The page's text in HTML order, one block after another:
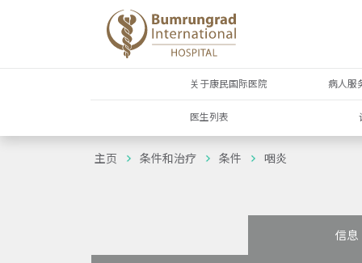
关于康民国际医院 病人服
医生列表
主页 条件和治疗 条件 咽炎
信息